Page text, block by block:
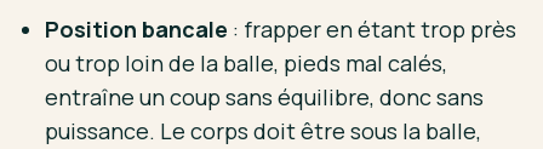
Position bancale : frapper en étant trop près
ou trop loin de la balle, pieds mal calés,
entraîne un coup sans équilibre, donc sans
puissance. Le corps doit être sous la balle,